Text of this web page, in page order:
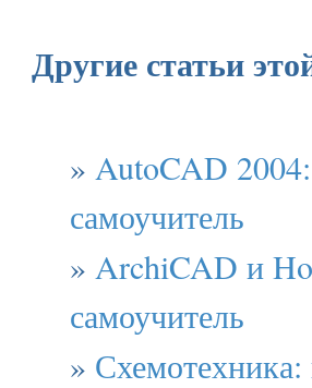
Другие статьи
» AutoCAD
самоучитель
» ArchiCAD и
самоучитель
»